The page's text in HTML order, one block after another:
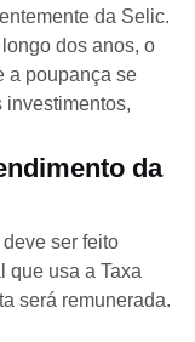
da Selic.
dos anos, o
a poupança se
investimentos,
da
deve ser feito
que usa a Taxa
será remunerada.